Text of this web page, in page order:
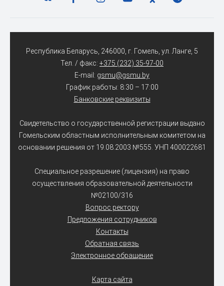
Республика Беларусь, 246000, г. Гомель, ул. Ланге, 5
Тел. / факс: +375 (232) 35-97-00
E-mail: gsmu@gsmu.by
График работы: 8:30 – 17:00
Банковские реквизиты
Свидетельство о государственной регистрации выдано
Гомельским областным исполнительным комитетом на
основании решения от 19.08.2003 №555. УНП 400022681
Специальное разрешение (лицензия) на право
осуществления образовательной деятельности
№02100/316
Вопрос ректору
Предложения сотрудников
Контакты
Обратная связь
Электронное обращение
Карта сайта